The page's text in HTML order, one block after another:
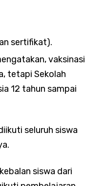
sertifikat).
vaksinasi
tetapi Sekolah
12 tahun sampai
seluruh siswa
siswa dari